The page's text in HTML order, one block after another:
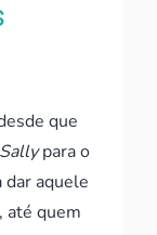
que
Sallypara o
dar aquele
até quem